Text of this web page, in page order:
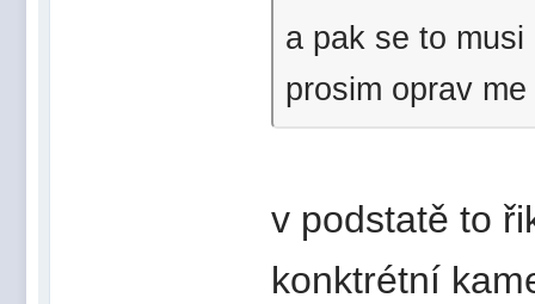
a pak se to
prosim oprav
v podstatě to
konktrétní